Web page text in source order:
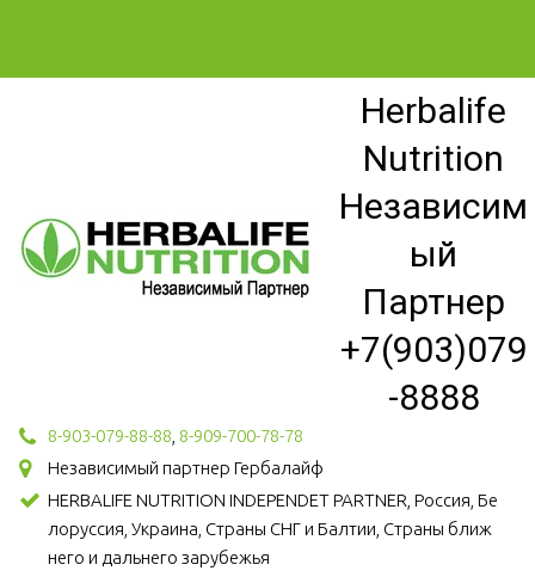
Herbalife
Nutrition
Независим
ый
Партнер
+7(903)079
-8888
8-903-079-88-88 8-909-700-78-78
Независимый партнер Гербалайф
HERBALIFE NUTRITION INDEPENDET PARTNER, Россия, Бе
лоруссия, Украина, Страны СНГ и Балтии, Страны ближ
него и дальнего зарубежья